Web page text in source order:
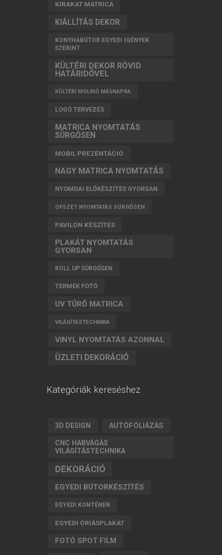
KIRAKAT MATRICA
KIÁLLÍTÁS DEKOR
KONYHABÚTOR EGYEDI IGÉNYEK
SZERINT
KÜLTÉRI DEKOR RÖVID
HATÁRIDŐVEL
KÜLTÉRI MOLINÓ MÁSNAPRA
LOGÓ TERVEZÉS
MATRICA NYOMTATÁS
SÜRGŐSEN
MOBIL PREZENTÁCIÓ
NAGY MATRICA NYOMTATÁS
NYOMDAI ELŐKÉSZÍTÉS GYORSAN
OFSZET NYOMTATÁS SÜRGŐSEN
PAVILON KÉSZÍTÉS
PLAKÁT NYOMTATÁS
GYORSAN
ROLL UP SÜRGŐSEN
TERMÉK FOTÓ
UV TŰRŐ MATRICA
VILÁGÍTÁSTECHNIKA
VINYL NYOMTATÁS AZONNAL
ÜZLETI DEKORÁCIÓ
Kategóriák kereséshez
3D DESIGN AUTÓFÓLIÁZÁS
CNC HABVÁGÁS
VILÁGÍTÁSTECHNIKA
DEKORÁCIÓ
EGYEDI BÚTORKÉSZÍTÉS
EGYEDI KONTÉNER
EGYEDI ÓRIÁSPLAKÁT
FOTÓ SPOT FILM